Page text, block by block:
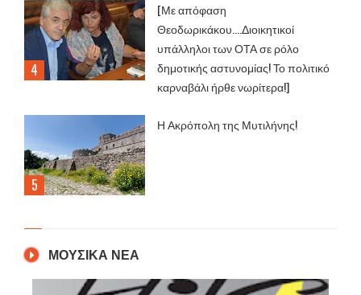
[Με απόφαση
Θεοδωρικάκου....Διοικητικοί
υπάλληλοι των ΟΤΑ σε ρόλο
δημοτικής αστυνομίας! Το πολιτικό
καρναβάλι ήρθε νωρίτερα!]
Η Ακρόπολη της Μυτιλήνης!
ΜΟΥΣΙΚΑ ΝΕΑ